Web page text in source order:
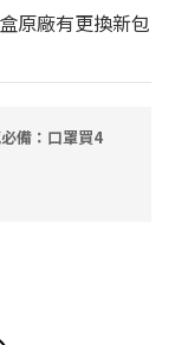
原廠有更換新包
備：口罩買4